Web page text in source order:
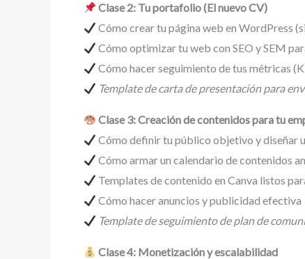
Clase 2: Tu portafolio (El nuevo CV)
Cómo crear tu página web en WordPress
Cómo optimizar tu web con SEO y SEM
Cómo hacer seguimiento de tus métricas
Template de carta de presentación para
Clase 3: Creación de contenidos para tu
Cómo definir tu público objetivo y diseñar
Cómo armar un calendario de contenidos
Templates de contenido en Canva listos
Cómo hacer anuncios y publicidad efectiva
Template de seguimiento de plan de
Clase 4: Monetización y escalabilidad